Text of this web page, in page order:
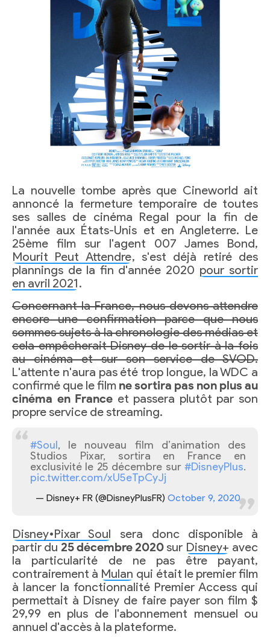
La nouvelle tombe après que Cineworld ait
annoncé la fermeture temporaire de toutes
ses salles de cinéma Regal pour la fin de
l'année aux États-Unis et en Angleterre. Le
25ème film sur l'agent 007 James Bond,
Mourit Peut Attendre, s'est déjà retiré des
plannings de la fin d'année 2020 pour sortir
en avril 2021.
Concernant la France, nous devons attendre
encore une confirmation parce que nous
sommes sujets à la chronologie des médias et
cela empêcherait Disney de le sortir à la fois
au cinéma et sur son service de SVOD.
L'attente n'aura pas été trop longue, la WDC a
confirmé que le film ne sortira pas non plus au
cinéma en France et passera plutôt par son
propre service de streaming.
#Soul, le nouveau film d’animation des
Studios Pixar, sortira en France en
exclusivité le 25 décembre sur #DisneyPlus.
pic.twitter.com/xU5eTpCyJj
— Disney+ FR (@DisneyPlusFR) October 9, 2020
Disney•Pixar Soul sera donc disponible à
partir du 25 décembre 2020 sur Disney+ avec
la particularité de ne pas être payant,
contrairement à Mulan qui était le premier film
à lancer la fonctionnalité Premier Access qui
permettait à Disney de faire payer son film $
29,99 en plus de l'abonnement mensuel ou
annuel d'accès à la plateforme.